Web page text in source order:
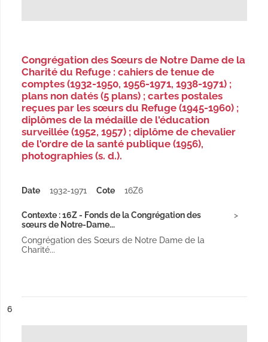
Congrégation des Sœurs de Notre Dame de la
Charité du Refuge : cahiers de tenue de
comptes (1932-1950, 1956-1971, 1938-1971) ;
plans non datés (5 plans) ; cartes postales
reçues par les sœurs du Refuge (1945-1960) ;
diplômes de la médaille de l'éducation
surveillée (1952, 1957) ; diplôme de chevalier
de l'ordre de la santé publique (1956),
photographies (s. d.).
Date 1932-1971 Cote 16Z6
Contexte : 16Z - Fonds de la Congrégation des
sœurs de Notre-Dame...
Congrégation des Sœurs de Notre Dame de la
Charité...
n°
6